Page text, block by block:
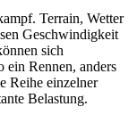
Terrain, Wetter
Geschwindigkeit
sich
ein Rennen, anders
Reihe einzelner
Belastung.